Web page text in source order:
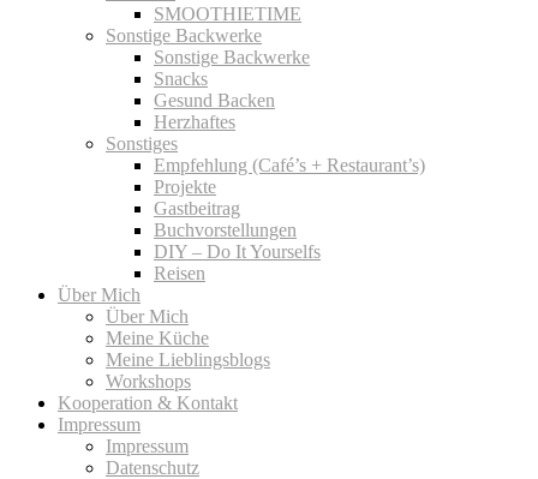
SMOOTHIETIME
Sonstige Backwerke
Sonstige Backwerke
Snacks
Gesund Backen
Herzhaftes
Sonstiges
Empfehlung (Café’s + Restaurant’s)
Projekte
Gastbeitrag
Buchvorstellungen
DIY – Do It Yourselfs
Reisen
Über Mich
Über Mich
Meine Küche
Meine Lieblingsblogs
Workshops
Kooperation & Kontakt
Impressum
Impressum
Datenschutz